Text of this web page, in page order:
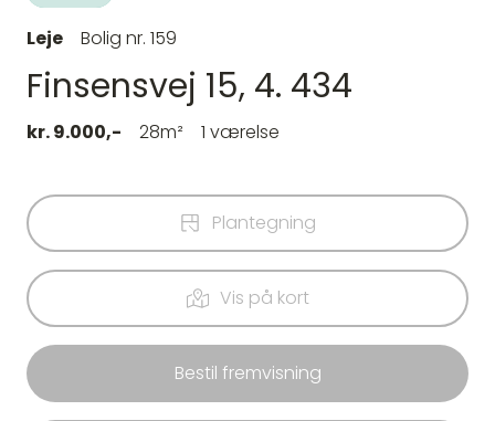
Leje Bolig nr. 159
Finsensvej 15, 4. 434
kr. 9.000,- 28m² 1 værelse
Plantegning
Vis på kort
Bestil fremvisning